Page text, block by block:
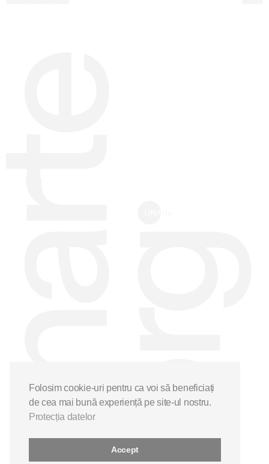
Folosim cookie-uri pentru ca voi să beneficiați
de cea mai bună experiență pe site-ul nostru.
Protecția datelor
Accept